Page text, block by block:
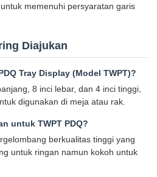
memenuhi persyaratan garis
Diajukan
Tray Display (Model TWPT)?
8 inci lebar, dan 4 inci tinggi,
digunakan di meja atau rak.
untuk TWPT PDQ?
berkualitas tinggi yang
untuk ringan namun kokoh untuk